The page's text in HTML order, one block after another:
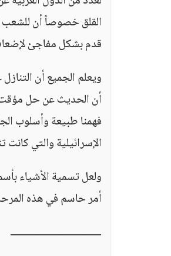
القلق خصوصاً أن للشعب
قدم بشكل مفاجئ
ويعلم الجميع أن
أن الحديث عن حل مؤقت
فهمنا طبيعة وأسلوب
الإسرائيلية والتي
ولعل تسمية الأشياء
أمر حاسم في هذه
ـــــــــــــــــــــــــــــــ